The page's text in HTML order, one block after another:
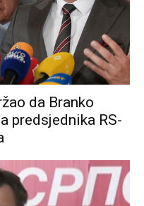
da Branko
predsjednika RS-